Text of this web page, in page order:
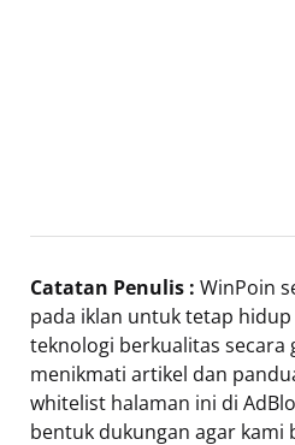
Catatan Penulis : WinPoin
pada iklan untuk tetap
teknologi berkualitas
menikmati artikel dan
whitelist halaman ini di
bentuk dukungan agar kami